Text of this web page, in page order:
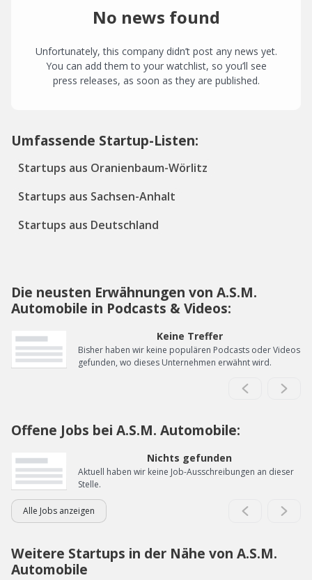
No news found
Unfortunately, this company didn’t post any news yet.
You can add them to your watchlist, so you’ll see
press releases, as soon as they are published.
Umfassende Startup-Listen:
Startups aus Oranienbaum-Wörlitz
Startups aus Sachsen-Anhalt
Startups aus Deutschland
Die neusten Erwähnungen von A.S.M.
Automobile in Podcasts & Videos:
Keine Treffer
Bisher haben wir keine populären Podcasts oder Videos
gefunden, wo dieses Unternehmen erwähnt wird.
Offene Jobs bei A.S.M. Automobile:
Nichts gefunden
Aktuell haben wir keine Job-Ausschreibungen an dieser
Stelle.
Alle Jobs anzeigen
Weitere Startups in der Nähe von A.S.M.
Automobile